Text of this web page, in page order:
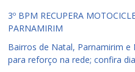
3º BPM RECUPERA
PARNAMIRIM
Bairros de Natal, Parnamirim
para reforço na rede; confira